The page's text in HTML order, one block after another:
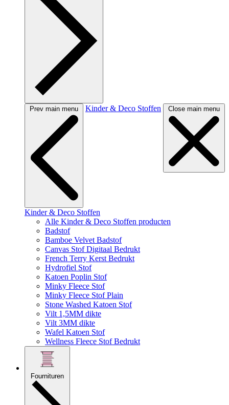
Prev main menu Kinder & Deco Stoffen Close main menu
Kinder & Deco Stoffen
Alle Kinder & Deco Stoffen producten
Badstof
Bamboe Velvet Badstof
Canvas Stof Digitaal Bedrukt
French Terry Kerst Bedrukt
Hydrofiel Stof
Katoen Poplin Stof
Minky Fleece Stof
Minky Fleece Stof Plain
Stone Washed Katoen Stof
Vilt 1,5MM dikte
Vilt 3MM dikte
Wafel Katoen Stof
Wellness Fleece Stof Bedrukt
Fournituren